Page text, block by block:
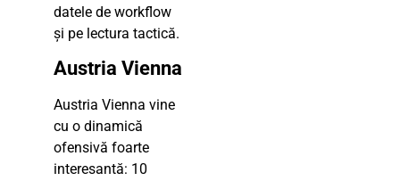
datele de workflow
și pe lectura tactică.
Austria Vienna
Austria Vienna vine
cu o dinamică
ofensivă foarte
interesantă: 10